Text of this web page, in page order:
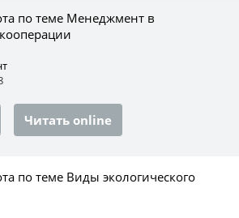
по теме Менеджмент в
Читать online
по теме Виды экологического